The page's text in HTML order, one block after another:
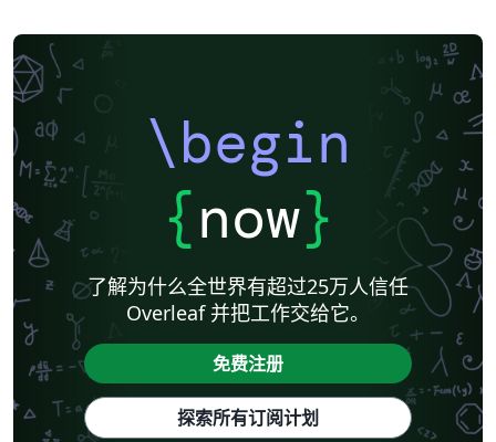
\begin
{now}
了解为什么全世界有超过25万人信任
Overleaf 并把工作交给它。
免费注册
探索所有订阅计划